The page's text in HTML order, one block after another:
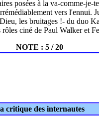
posées à la va-comme-
vers l'ennui.
les bruitages !- du duo
rôles ciné de Paul Walker et
NOTE : 5 / 20
critique des internautes